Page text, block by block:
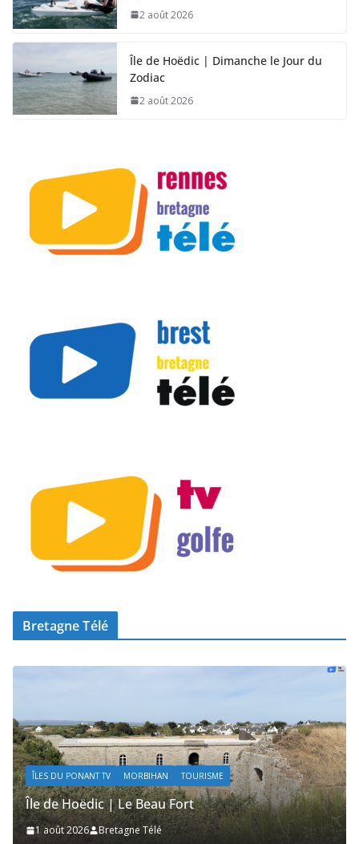
2 août 2026
Île de Hoëdic | Dimanche le Jour du
Zodiac
2 août 2026
Bretagne Télé
ÎLES DU PONANT TV MORBIHAN TOURISME
Île de Hoëdic | Le Beau Fort
1 août 2026 Bretagne Télé